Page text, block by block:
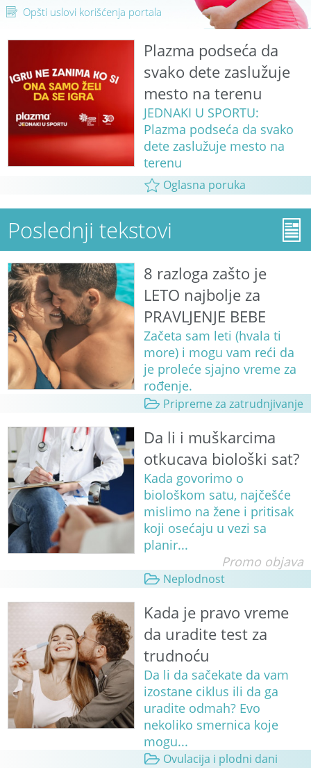
Opšti uslovi korišćenja portala
Plazma podseća da
svako dete zaslužuje
mesto na terenu
JEDNAKI U SPORTU:
Plazma podseća da svako
dete zaslužuje mesto na
terenu
Oglasna poruka
Poslednji tekstovi
8 razloga zašto je
LETO najbolje za
PRAVLJENJE BEBE
Začeta sam leti (hvala ti
more) i mogu vam reći da
je proleće sjajno vreme za
rođenje.
Pripreme za zatrudnjivanje
Da li i muškarcima
otkucava biološki sat?
Kada govorimo o
biološkom satu, najčešće
mislimo na žene i pritisak
koji osećaju u vezi sa
planir...
Promo objava
Neplodnost
Kada je pravo vreme
da uradite test za
trudnoću
Da li da sačekate da vam
izostane ciklus ili da ga
uradite odmah? Evo
nekoliko smernica koje
mogu...
Ovulacija i plodni dani